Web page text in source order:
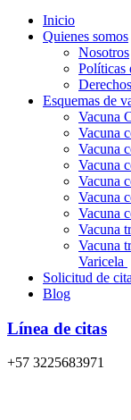
Inicio
Quienes somos
Nosotros
Políticas
Esquemas de
Vacuna
Vacuna
Vacuna
Vacuna
Vacuna
Vacuna
Vacuna
Vacuna
Vacuna
Varicela
Solicitud de
Blog
Línea de citas
+57 3225683971